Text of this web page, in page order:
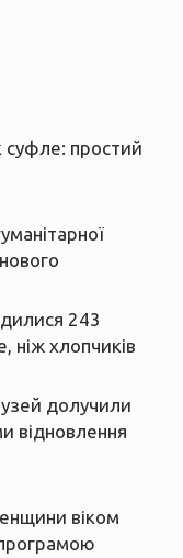
суфле: простий
243
ніж хлопчиків
долучили
відновлення
віком